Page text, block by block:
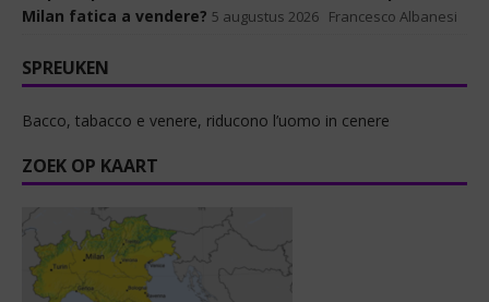
Milan fatica a vendere? 5 augustus 2026 Francesco Albanesi
SPREUKEN
Bacco, tabacco e venere, riducono l’uomo in cenere
ZOEK OP KAART